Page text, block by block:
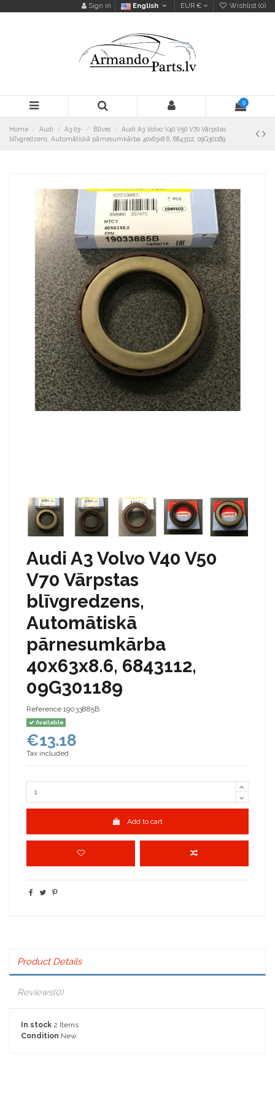
Sign in English EUR € Wishlist (0)
0
Home Audi A3 03- Blīves
Audi A3 Volvo V40 V50 V70 Vārpstas
blīvgredzens, Automātiskā pārnesumkārba 40x63x8.6, 6843112, 09G301189
Audi A3 Volvo V40 V50
V70 Vārpstas
blīvgredzens,
Automātiskā
pārnesumkārba
40x63x8.6, 6843112,
09G301189
Reference 19033885B
Available
€13.18
Tax included
Add to cart
Product Details
Reviews(0)
In stock 2 Items
Condition New